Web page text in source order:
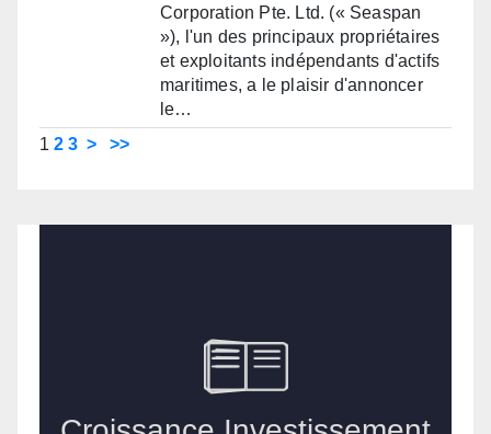
Corporation Pte. Ltd. (« Seaspan
»), l'un des principaux propriétaires
et exploitants indépendants d'actifs
maritimes, a le plaisir d'annoncer
le…
1 2 3 > >>